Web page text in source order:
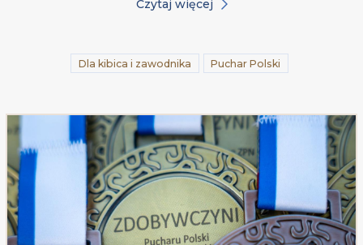
Czytaj więcej
Dla kibica i zawodnika Puchar Polski